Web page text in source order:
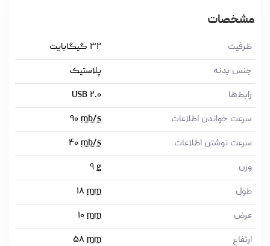
مشخصات
ظرفیت
۳۲ گیگابایت
جنس بدنه
پلاستیک
رابط‌ها
USB ۲.۰
سرعت خواندن اطلاعات
۹۰ mb/s
سرعت نوشتن اطلاعات
۴۰ mb/s
وزن
۹ g
طول
۱۸ mm
عرض
۱۰ mm
ارتفاع
۵۸ mm